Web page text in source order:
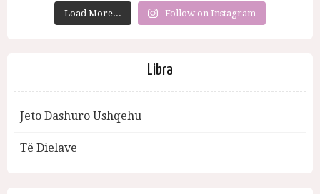
Load More... Follow on Instagram
Libra
Jeto Dashuro Ushqehu
Të Dielave